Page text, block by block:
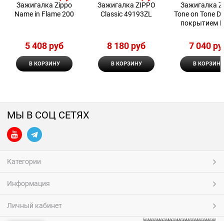
Зажигалка Zippo
Name in Flame 200
5 408 руб
В КОРЗИНУ
Зажигалка ZIPPO
Classic 49193ZL
8 180 руб
В КОРЗИНУ
Зажигалка
Tone on Tone
покрытием
7 040
В КОРЗИНУ
МЫ В СОЦ СЕТЯХ
Категории
Информация
Личный кабинет